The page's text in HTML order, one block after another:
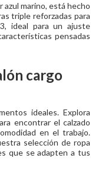
azul marino, está hecho
triple reforzadas para
ideal para un ajuste
pensadas
cargo
ideales. Explora
encontrar el calzado
en el trabajo.
selección de ropa
que se adapten a tus